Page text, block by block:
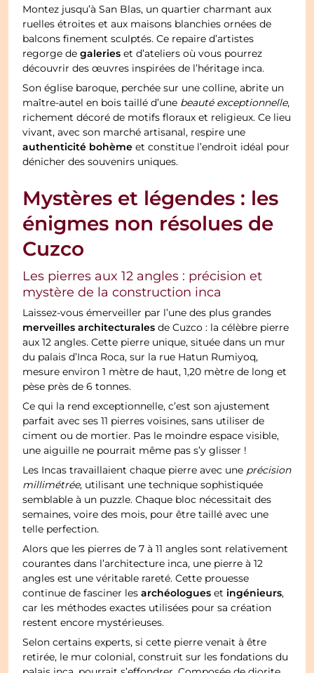
Montez jusqu’à San Blas, un quartier charmant aux
ruelles étroites et aux maisons blanchies ornées de
balcons finement sculptés. Ce repaire d’artistes
regorge degaleries et d’ateliers où vous pourrez
découvrir des œuvres inspirées de l’héritage inca.
Son église baroque, perchée sur une colline, abrite un
maître-autel en bois taillé d’une beauté exceptionnelle,
richement décoré de motifs floraux et religieux. Ce lieu
vivant, avec son marché artisanal, respire une
authenticité bohème et constitue l’endroit idéal pour
dénicher des souvenirs uniques.
Mystères et légendes : les
énigmes non résolues de
Cuzco
Les pierres aux 12 angles : précision et
mystère de la construction inca
Laissez-vous émerveiller par l’une des plus grandes
merveilles architecturales de Cuzco : la célèbre pierre
aux 12 angles. Cette pierre unique, située dans un mur
du palais d’Inca Roca, sur la rue Hatun Rumiyoq,
mesure environ 1 mètre de haut, 1,20 mètre de long et
pèse près de 6 tonnes.
Ce qui la rend exceptionnelle, c’est son ajustement
parfait avec ses 11 pierres voisines, sans utiliser de
ciment ou de mortier. Pas le moindre espace visible,
une aiguille ne pourrait même pas s’y glisser !
Les Incas travaillaient chaque pierre avec une précision
millimétrée, utilisant une technique sophistiquée
semblable à un puzzle. Chaque bloc nécessitait des
semaines, voire des mois, pour être taillé avec une
telle perfection.
Alors que les pierres de 7 à 11 angles sont relativement
courantes dans l’architecture inca, une pierre à 12
angles est une véritable rareté. Cette prouesse
continue de fasciner lesarchéologues et ingénieurs,
car les méthodes exactes utilisées pour sa création
restent encore mystérieuses.
Selon certains experts, si cette pierre venait à être
retirée, le mur colonial, construit sur les fondations du